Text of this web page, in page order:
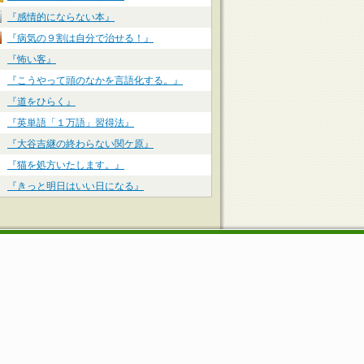
『感情的にならない本』
『病気の９割は自分で治せる！』
『怖い客』
『こうやって頭のなかを言語化する。』
『道をひらく』
『英単語「１万語」習得法』
『大谷吉継の終わらない関ケ原』
『猫を処方いたします。』
『きっと明日はいい日になる』